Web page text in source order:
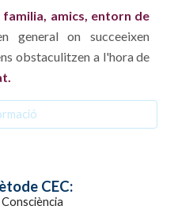
familia, amics, entorn de
general on succeeixen
obstaculitzen a l'hora de
CEC: